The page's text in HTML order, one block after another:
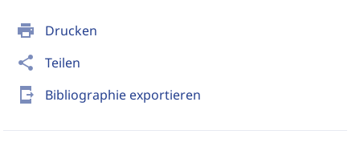
print Drucken
share Teilen
send_to_mobile Bibliographie exportieren